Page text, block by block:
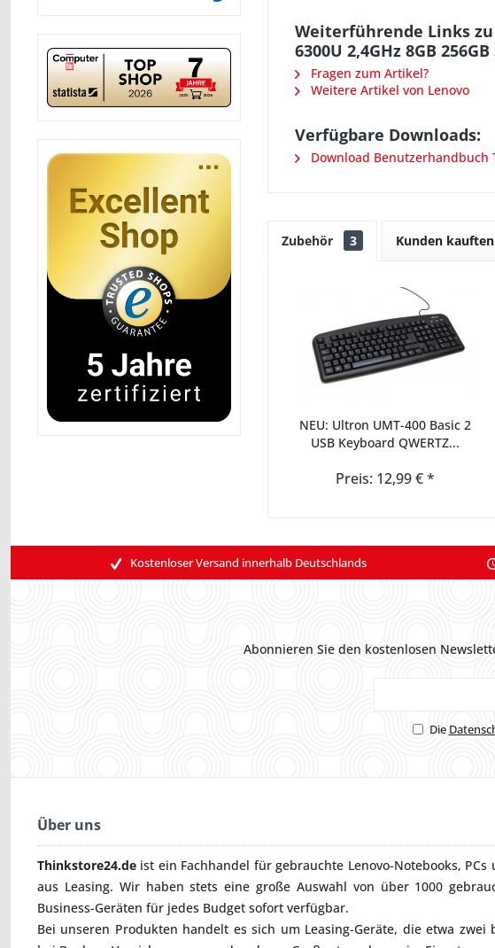
Weiterführende Links zu
6300U 2,4GHz 8GB
Fragen zum Artikel?
Weitere Artikel von Lenovo
Verfügbare Downloads:
Download Benutzerhandbuch
Zubehör 3 Kunden
NEU: Ultron UMT-400 Basic 2
USB Keyboard QWERTZ...
Preis: 12,99 € *
Kostenloser Versand innerhalb Deutschlands
Abonnieren Sie den kostenlosen
Die
Über uns
Thinkstore24.de ist ein Fachhandel für gebrauchte Lenovo-Notebooks, PCs
aus Leasing. Wir haben stets eine große Auswahl von über 1000
Business-Geräten für jedes Budget sofort verfügbar.
Bei unseren Produkten handelt es sich um Leasing-Geräte, die etwa zwei